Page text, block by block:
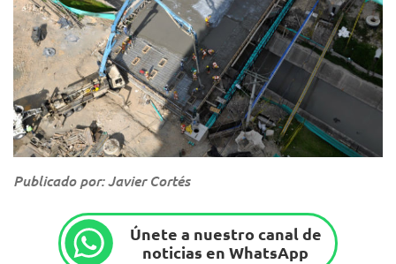
Publicado por: Javier Cortés
Únete a nuestro canal de
noticias en WhatsApp